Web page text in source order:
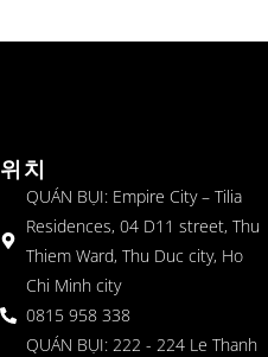
위치
QUÁN BỤI: Empire City – Tilia
Residences, 04 D11 street, Thu
Thiem Ward, Thu Duc city, Ho
Chi Minh city
0815 958 338
QUÁN BỤI: 222 - 224 Le Thanh